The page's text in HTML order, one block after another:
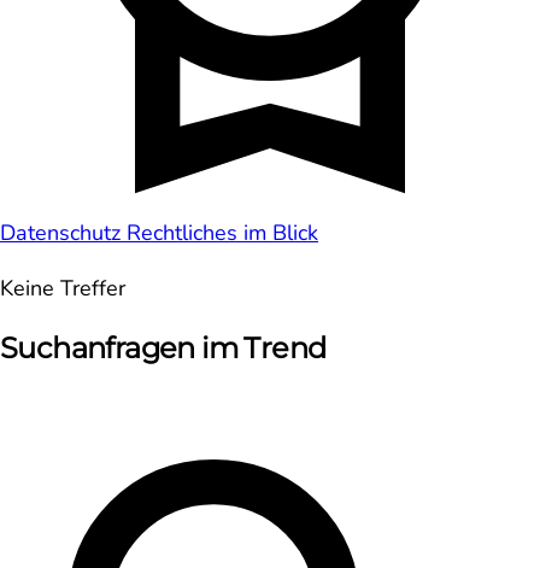
Datenschutz Rechtliches im Blick
Keine Treffer
Suchanfragen im Trend